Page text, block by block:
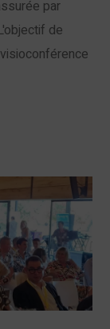
par
de